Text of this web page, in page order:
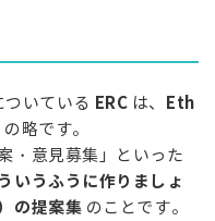
ついている ERC は、
Eth
の略です。
・意見募集」といった
いうふうに作りましょ
の提案集 のことです。